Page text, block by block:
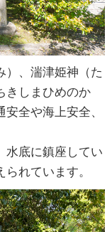
）、湍津姫神（た
きしまひめのか
全や海上安全、
水底に鎮座してい
れています。